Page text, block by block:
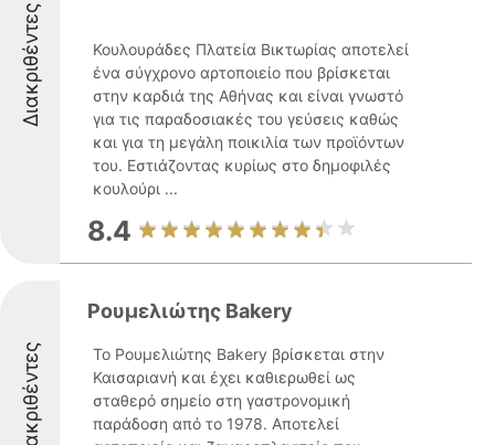
Διακριθέντες
Κουλουράδες Πλατεία Βικτωρίας αποτελεί
ένα σύγχρονο αρτοποιείο που βρίσκεται
στην καρδιά της Αθήνας και είναι γνωστό
για τις παραδοσιακές του γεύσεις καθώς
και για τη μεγάλη ποικιλία των προϊόντων
του. Εστιάζοντας κυρίως στο δημοφιλές
κουλούρι ...
8.4
Διακριθέντες
Ρουμελιώτης Bakery
Το Ρουμελιώτης Bakery βρίσκεται στην
Καισαριανή και έχει καθιερωθεί ως
σταθερό σημείο στη γαστρονομική
παράδοση από το 1978. Αποτελεί